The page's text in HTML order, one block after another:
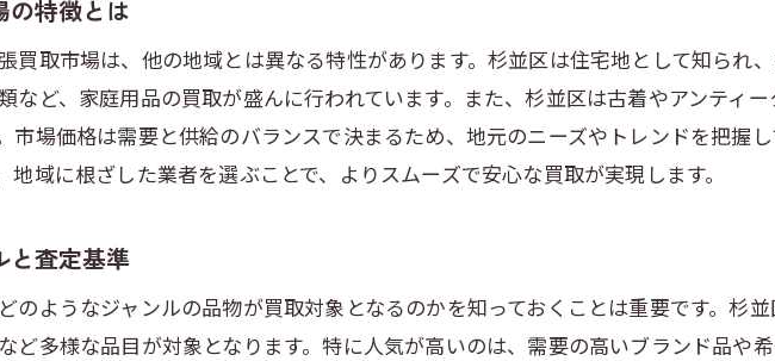
買取交渉のテクニックを磨く
季節やイベントを狙ってタイミングを調整
状態が良い品を保つための管理方法
業界認定資格の有無を確認する
過去の取引実績をチェックする
の特徴とは
買取市場は、他の地域とは異なる特性があります。杉並区は住宅地として知られ
など、家庭用品の買取が盛んに行われています。また、杉並区は古着やアンティー
市場価格は需要と供給のバランスで決まるため、地元のニーズやトレンドを把握
地域に根ざした業者を選ぶことで、よりスムーズで安心な買取が実現します。
と査定基準
のようなジャンルの品物が買取対象となるのかを知っておくことは重要です。杉
ど多様な品目が対象となります。特に人気が高いのは、需要の高いブランド品や